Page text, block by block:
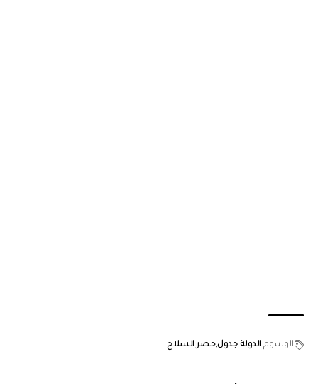
الوسوم الدولةجدولحصر السلاح